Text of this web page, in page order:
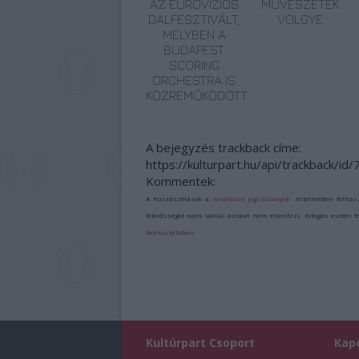
AZ EUROVÍZIÓS
DALFESZTIVÁLT,
MELYBEN A
BUDAPEST
SCORING
ORCHESTRA IS
KÖZREMŰKÖDÖTT
MŰVÉSZETEK
VÖLGYE
A bejegyzés trackback címe:
https://kulturpart.hu/api/trackback/id/
Kommentek:
A hozzászólások avonatkozó jogszabályok értelmében
felelősséget nem vállal, azokat nem ellenőrzi. Kifogás esetén
tájékoztatóban
Kultúrpart Csoport